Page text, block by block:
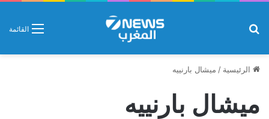
القائمة
الرئيسية / ميشال بارنييه
ميشال بارنييه